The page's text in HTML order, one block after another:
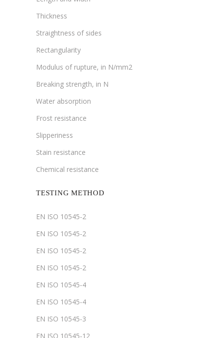
Thickness
Straightness of sides
Rectangularity
Modulus of rupture, in N/mm2
Breaking strength, in N
Water absorption
Frost resistance
Slipperiness
Stain resistance
Chemical resistance
TESTING METHOD
EN ISO 10545-2
EN ISO 10545-2
EN ISO 10545-2
EN ISO 10545-2
EN ISO 10545-4
EN ISO 10545-4
EN ISO 10545-3
EN ISO 10545-12